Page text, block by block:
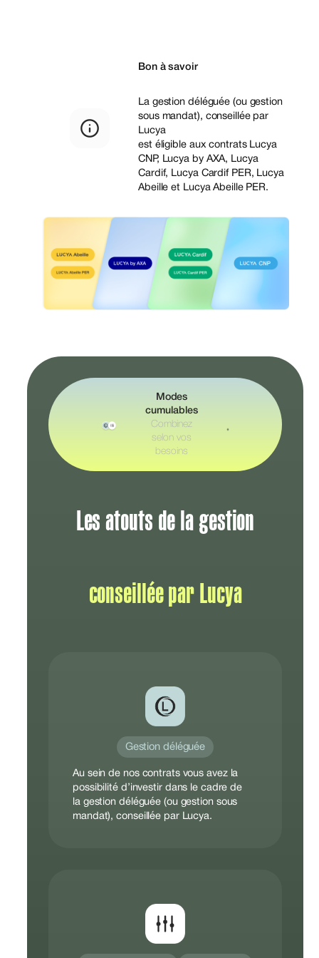
Bon à savoir
La gestion déléguée (ou gestion
sous mandat), conseillée par
Lucya
est éligible aux contrats Lucya
CNP, Lucya by AXA, Lucya
Cardif, Lucya Cardif PER, Lucya
Abeille et Lucya Abeille PER.
Modes
cumulables
Combinez
selon vos
besoins
Les atouts de la gestion
conseillée par Lucya
Gestion déléguée
Au sein de nos contrats vous avez la
possibilité d’investir dans le cadre de
la gestion déléguée (ou gestion sous
mandat), conseillée par Lucya.